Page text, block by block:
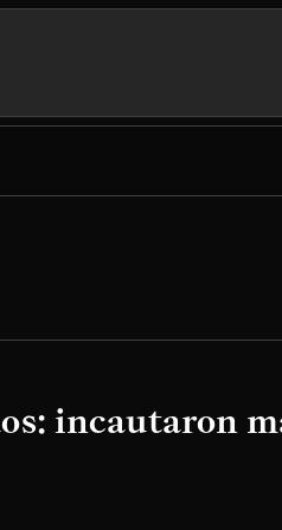
incautaron